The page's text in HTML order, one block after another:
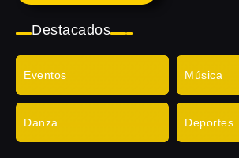
Destacados
Eventos Música
Danza Deportes